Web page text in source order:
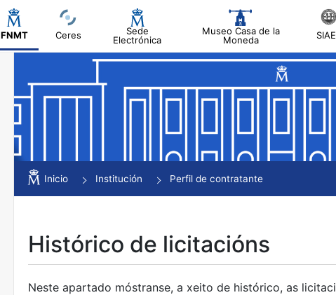
FNMT Ceres
Sede
Electrónica
Museo Casa de la
Moneda
Mostrar/Ocultar
Mostrar/Ocultar
Inicio Institución Perfil de contratante
Histórico de licitacións
Neste apartado móstranse, a xeito de histórico, as